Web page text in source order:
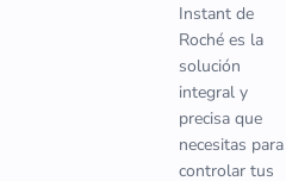
Instant de
Roché es la
solución
integral y
precisa que
necesitas para
controlar tus